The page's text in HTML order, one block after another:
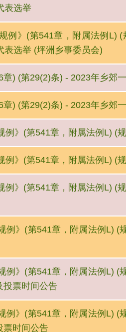
表选举
例》(第541章，附属法例
表选举 (坪洲乡事委员会)
章) (第29(2)条) - 2023年乡郊
章) (第29(2)条) - 2023年乡郊
例》(第541章，附属法例L)
例》(第541章，附属法例L)
例》(第541章，附属法例L)
例》(第541章，附属法例L)
例》(第541章，附属法例L)
投票时间公告
例》(第541章，附属法例L)
票时间公告